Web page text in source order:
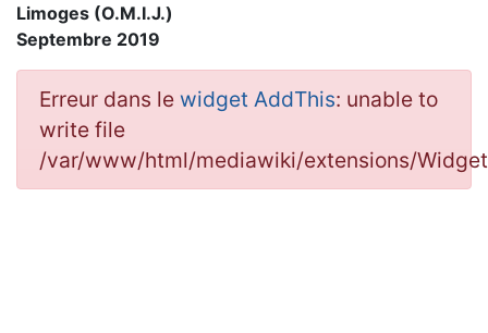
Limoges (O.M.I.J.)
Septembre 2019
Erreur dans le widget AddThis: unable to
write file
/var/www/html/mediawiki/extensions/